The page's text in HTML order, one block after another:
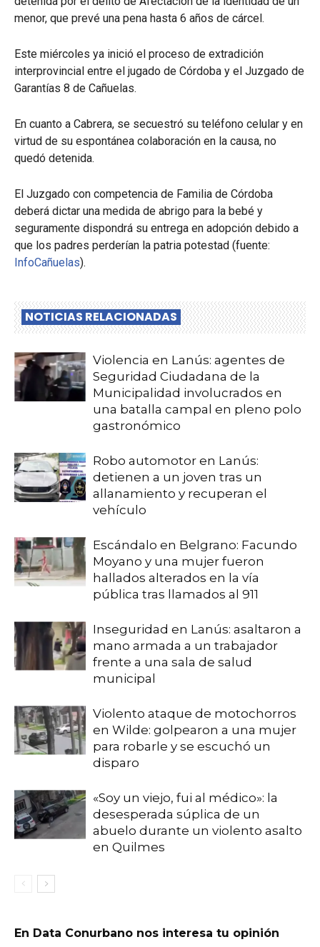
menor, que prevé una pena hasta 6 años de cárcel.
Este miércoles ya inició el proceso de extradición
interprovincial entre el jugado de Córdoba y el Juzgado de
Garantías 8 de Cañuelas.
En cuanto a Cabrera, se secuestró su teléfono celular y en
virtud de su espontánea colaboración en la causa, no
quedó detenida.
El Juzgado con competencia de Familia de Córdoba
deberá dictar una medida de abrigo para la bebé y
seguramente dispondrá su entrega en adopción debido a
que los padres perderían la patria potestad (fuente:
InfoCañuelas).
NOTICIAS RELACIONADAS
Violencia en Lanús: agentes de
Seguridad Ciudadana de la
Municipalidad involucrados en
una batalla campal en pleno polo
gastronómico
Robo automotor en Lanús:
detienen a un joven tras un
allanamiento y recuperan el
vehículo
Escándalo en Belgrano: Facundo
Moyano y una mujer fueron
hallados alterados en la vía
pública tras llamados al 911
Inseguridad en Lanús: asaltaron a
mano armada a un trabajador
frente a una sala de salud
municipal
Violento ataque de motochorros
en Wilde: golpearon a una mujer
para robarle y se escuchó un
disparo
«Soy un viejo, fui al médico»: la
desesperada súplica de un
abuelo durante un violento asalto
en Quilmes
En Data Conurbano nos interesa tu opinión